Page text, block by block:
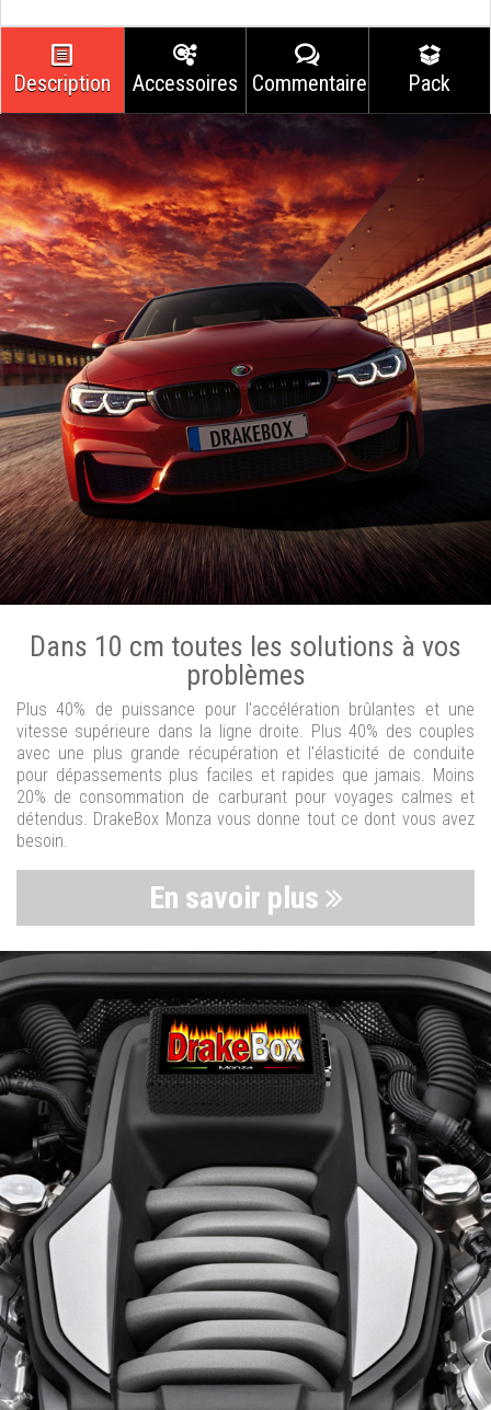
Description Accessoires Commentaires Pack
Dans 10 cm toutes les solutions à vos
problèmes
Plus 40% de puissance pour l'accélération brûlantes et une
vitesse supérieure dans la ligne droite. Plus 40% des couples
avec une plus grande récupération et l'élasticité de conduite
pour dépassements plus faciles et rapides que jamais. Moins
20% de consommation de carburant pour voyages calmes et
détendus. DrakeBox Monza vous donne tout ce dont vous avez
besoin.
En savoir plus